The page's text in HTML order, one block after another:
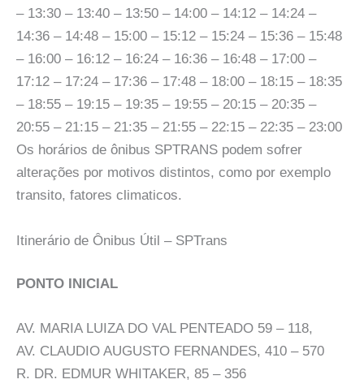
– 13:30 – 13:40 – 13:50 – 14:00 – 14:12 – 14:24 –
14:36 – 14:48 – 15:00 – 15:12 – 15:24 – 15:36 – 15:48
– 16:00 – 16:12 – 16:24 – 16:36 – 16:48 – 17:00 –
17:12 – 17:24 – 17:36 – 17:48 – 18:00 – 18:15 – 18:35
– 18:55 – 19:15 – 19:35 – 19:55 – 20:15 – 20:35 –
20:55 – 21:15 – 21:35 – 21:55 – 22:15 – 22:35 – 23:00
Os horários de ônibus SPTRANS podem sofrer
alterações por motivos distintos, como por exemplo
transito, fatores climaticos.
Itinerário de Ônibus Útil – SPTrans
PONTO INICIAL
AV. MARIA LUIZA DO VAL PENTEADO 59 – 118,
AV. CLAUDIO AUGUSTO FERNANDES, 410 – 570
R. DR. EDMUR WHITAKER, 85 – 356